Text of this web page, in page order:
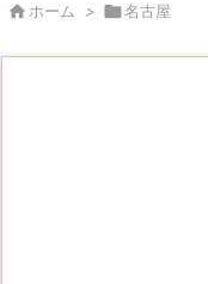
ホーム > 名古屋